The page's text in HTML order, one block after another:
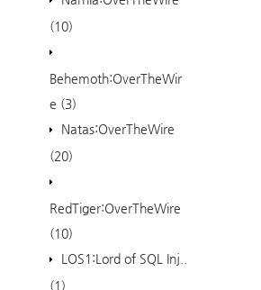
(10)
Behemoth:OverTheWir
e (3)
Natas:OverTheWire
(20)
RedTiger:OverTheWire
(10)
LOS1:Lord of SQL Inj..
(1)